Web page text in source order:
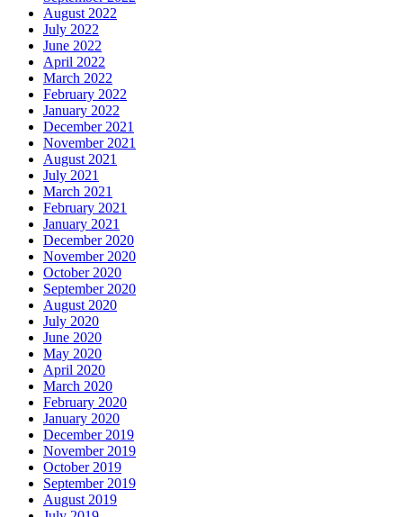
August 2022
July 2022
June 2022
April 2022
March 2022
February 2022
January 2022
December 2021
November 2021
August 2021
July 2021
March 2021
February 2021
January 2021
December 2020
November 2020
October 2020
September 2020
August 2020
July 2020
June 2020
May 2020
April 2020
March 2020
February 2020
January 2020
December 2019
November 2019
October 2019
September 2019
August 2019